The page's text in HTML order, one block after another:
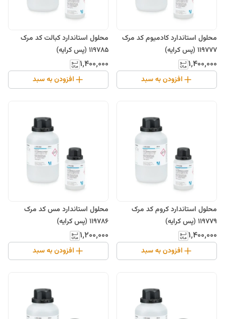
محلول استاندارد کادمیوم کد مرک
119777 (پس کرایه)
۱٬۴۰۰٬۰۰۰
افزودن به سبد
محلول استاندارد کبالت کد مرک
119785 (پس کرایه)
۱٬۴۰۰٬۰۰۰
افزودن به سبد
محلول استاندارد کروم کد مرک
119779 (پس کرایه)
۱٬۴۰۰٬۰۰۰
افزودن به سبد
محلول استاندارد مس کد مرک
119786 (پس کرایه)
۱٬۲۰۰٬۰۰۰
افزودن به سبد